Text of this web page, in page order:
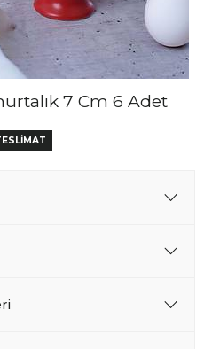
7 Cm 6 Adet